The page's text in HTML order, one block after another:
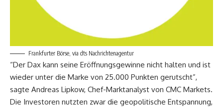
Frankfurter Börse, via dts Nachrichtenagentur
“Der Dax kann seine Eröffnungsgewinne nicht halten und ist
wieder unter die Marke von 25.000 Punkten gerutscht”,
sagte Andreas Lipkow, Chef-Marktanalyst von CMC Markets.
Die Investoren nutzten zwar die geopolitische Entspannung,